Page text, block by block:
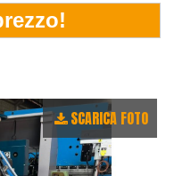
SCARICA FOTO